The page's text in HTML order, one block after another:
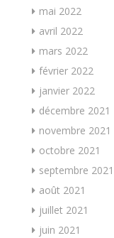
mai 2022
avril 2022
mars 2022
février 2022
janvier 2022
décembre 2021
novembre 2021
octobre 2021
septembre 2021
août 2021
juillet 2021
juin 2021